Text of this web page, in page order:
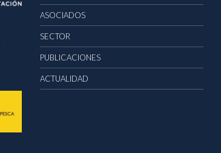
ASOCIADOS
SECTOR
PUBLICACIONES
ACTUALIDAD